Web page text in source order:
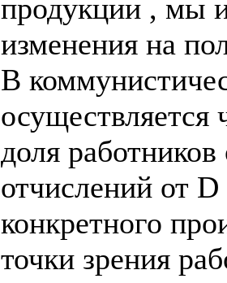
продукции , мы
изменения на
В
доля
отчислений от
конкретного
точки зрения